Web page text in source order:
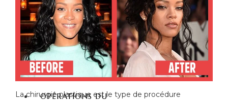
MAMMAIRE
AUGMENTATION
MAMMAIRE SANS
CHIRURGIE
RÉDUCTION MAMELON
GYNECOMASTIE
OPÉRATIONS DU
La chirurgie plastique est le type de procédure